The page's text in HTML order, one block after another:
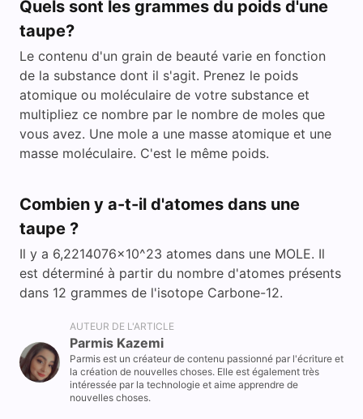
Quels sont les grammes du poids d'une
taupe?
Le contenu d'un grain de beauté varie en fonction
de la substance dont il s'agit. Prenez le poids
atomique ou moléculaire de votre substance et
multipliez ce nombre par le nombre de moles que
vous avez. Une mole a une masse atomique et une
masse moléculaire. C'est le même poids.
Combien y a-t-il d'atomes dans une
taupe ?
Il y a 6,2214076x10^23 atomes dans une MOLE. Il
est déterminé à partir du nombre d'atomes présents
dans 12 grammes de l'isotope Carbone-12.
AUTEUR DE L'ARTICLE
Parmis Kazemi
Parmis est un créateur de contenu passionné par l'écriture et
la création de nouvelles choses. Elle est également très
intéressée par la technologie et aime apprendre de
nouvelles choses.